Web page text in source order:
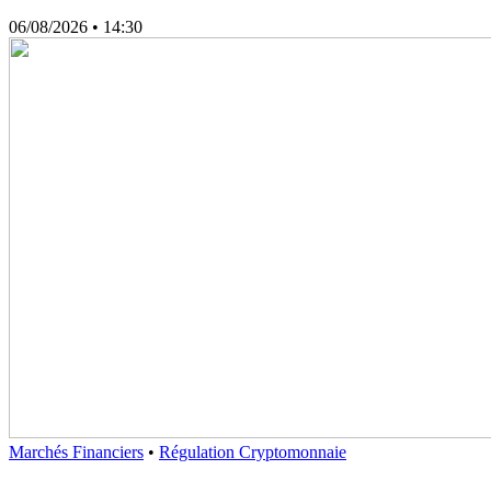
06/08/2026 • 14:30
Marchés Financiers • Régulation Cryptomonnaie